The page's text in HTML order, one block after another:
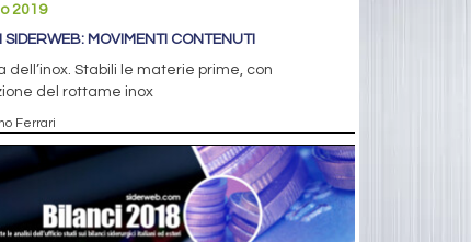
2019
SIDERWEB: MOVIMENTI CONTENUTI
dell’inox. Stabili le materie prime, con
del rottame inox
Ferrari